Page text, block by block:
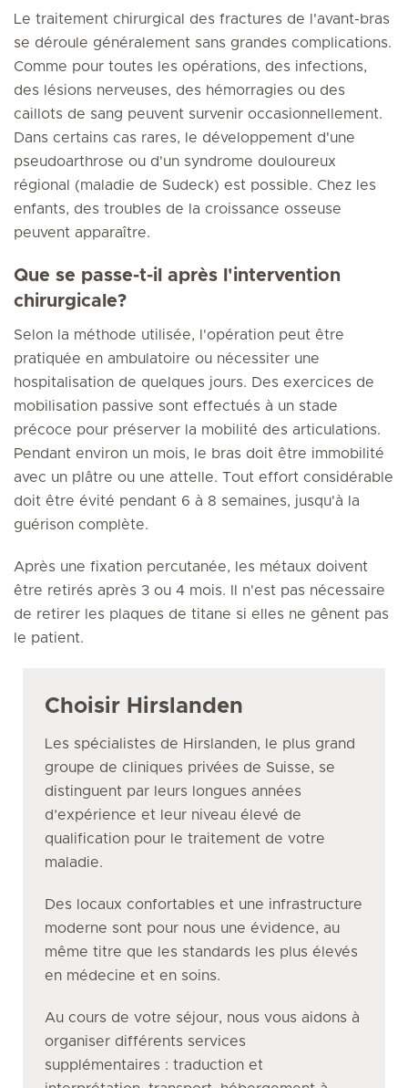
Le traitement chirurgical des fractures de l'avant-bras
se déroule généralement sans grandes complications.
Comme pour toutes les opérations, des infections,
des lésions nerveuses, des hémorragies ou des
caillots de sang peuvent survenir occasionnellement.
Dans certains cas rares, le développement d'une
pseudoarthrose ou d'un syndrome douloureux
régional (maladie de Sudeck) est possible. Chez les
enfants, des troubles de la croissance osseuse
peuvent apparaître.
Que se passe-t-il après l'intervention
chirurgicale?
Selon la méthode utilisée, l'opération peut être
pratiquée en ambulatoire ou nécessiter une
hospitalisation de quelques jours. Des exercices de
mobilisation passive sont effectués à un stade
précoce pour préserver la mobilité des articulations.
Pendant environ un mois, le bras doit être immobilité
avec un plâtre ou une attelle. Tout effort considérable
doit être évité pendant 6 à 8 semaines, jusqu'à la
guérison complète.
Après une fixation percutanée, les métaux doivent
être retirés après 3 ou 4 mois. Il n'est pas nécessaire
de retirer les plaques de titane si elles ne gênent pas
le patient.
Choisir Hirslanden
Les spécialistes de Hirslanden, le plus grand
groupe de cliniques privées de Suisse, se
distinguent par leurs longues années
d’expérience et leur niveau élevé de
qualification pour le traitement de votre
maladie.
Des locaux confortables et une infrastructure
moderne sont pour nous une évidence, au
même titre que les standards les plus élevés
en médecine et en soins.
Au cours de votre séjour, nous vous aidons à
organiser différents services
supplémentaires : traduction et